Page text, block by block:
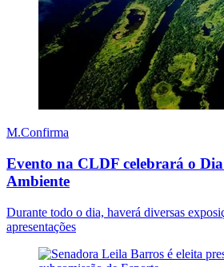
M.Confirma
Evento na CLDF celebrará o
Ambiente
Durante todo o dia, haverá diversas
apresentações